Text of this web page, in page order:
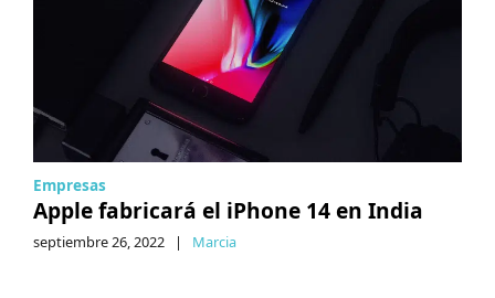
Empresas
Apple fabricará el iPhone 14 en India
septiembre 26, 2022 | Marcia